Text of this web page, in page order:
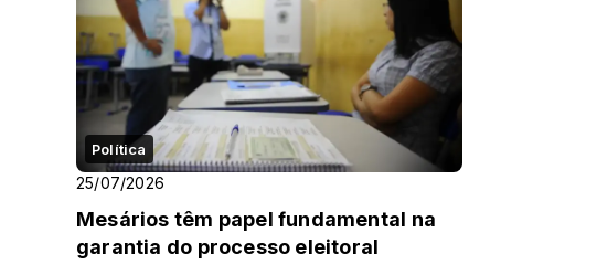
Política
25/07/2026
Mesários têm papel fundamental na
garantia do processo eleitoral